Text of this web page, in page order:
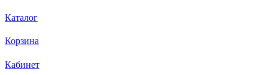
Каталог
Корзина
Кабинет